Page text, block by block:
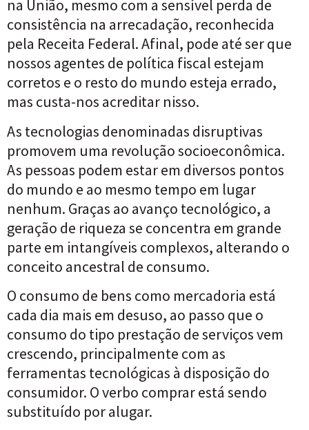
na União, mesmo com a sensível perda de
consistência na arrecadação, reconhecida
pela Receita Federal. Afinal, pode até ser que
nossos agentes de política fiscal estejam
corretos e o resto do mundo esteja errado,
mas custa-nos acreditar nisso.
As tecnologias denominadas disruptivas
promovem uma revolução socioeconômica.
As pessoas podem estar em diversos pontos
do mundo e ao mesmo tempo em lugar
nenhum. Graças ao avanço tecnológico, a
geração de riqueza se concentra em grande
parte em intangíveis complexos, alterando o
conceito ancestral de consumo.
O consumo de bens como mercadoria está
cada dia mais em desuso, ao passo que o
consumo do tipo prestação de serviços vem
crescendo, principalmente com as
ferramentas tecnológicas à disposição do
consumidor. O verbo comprar está sendo
substituído por alugar.